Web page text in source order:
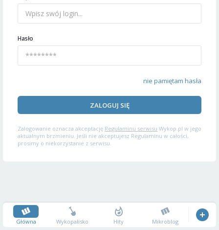
Hasło
nie pamiętam hasła
ZALOGUJ SIĘ
Zalogowanie oznacza akceptację Regulaminu serwisu Wykop.pl w jego
aktualnym brzmieniu. Jeśli nie akceptujesz Regulaminu w całości,
prosimy o niekorzystanie z serwisu.
Główna Wykopalisko Hity Mikroblog